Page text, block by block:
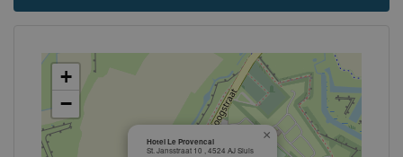
Hotel Le Provencal
St. Jansstraat 10 , 4524 AJ Sluis
×
+
−